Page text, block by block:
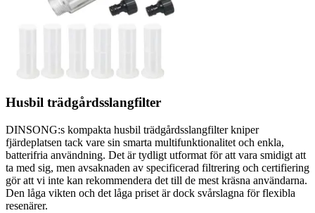
Husbil trädgårdsslangfilter
DINSONG:s kompakta husbil trädgårdsslangfilter kniper
fjärdeplatsen tack vare sin smarta multifunktionalitet och enkla,
batterifria användning. Det är tydligt utformat för att vara smidigt att
ta med sig, men avsaknaden av specificerad filtrering och certifiering
gör att vi inte kan rekommendera det till de mest kräsna användarna.
Den låga vikten och det låga priset är dock svårslagna för flexibla
resenärer.